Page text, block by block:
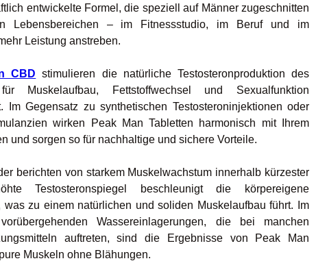
entwickelte Formel, die speziell auf Männer zugeschnitten
Lebensbereichen – im Fitnessstudio, im Beruf und im
Leistung anstreben.
CBD stimulieren die natürliche Testosteronproduktion des
Muskelaufbau, Fettstoffwechsel und Sexualfunktion
Im Gegensatz zu synthetischen Testosteroninjektionen oder
wirken Peak Man Tabletten harmonisch mit Ihrem
und sorgen so für nachhaltige und sichere Vorteile.
berichten von starkem Muskelwachstum innerhalb kürzester
Testosteronspiegel beschleunigt die körpereigene
was zu einem natürlichen und soliden Muskelaufbau führt. Im
Wassereinlagerungen, die bei manchen
auftreten, sind die Ergebnisse von Peak Man
Muskeln ohne Blähungen.